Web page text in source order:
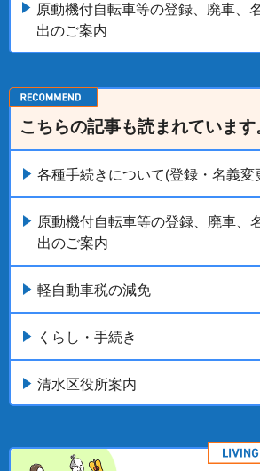
原動機付自転車等の登録、廃車、
出のご案内
こちらの記事も読まれています
各種手続きについて(登録・名義変
原動機付自転車等の登録、廃車、
出のご案内
軽自動車税の減免
くらし・手続き
清水区役所案内